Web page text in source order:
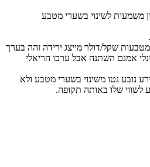
משמעות לשינוי בשערי מטבע
שקל/דולר מייצג ירידה זהה בערך
אמנם השתנה אבל ערכו הריאלי
נובע נטו משינוי בשערי מטבע ולא
לשווי שלו באותה תקופה.